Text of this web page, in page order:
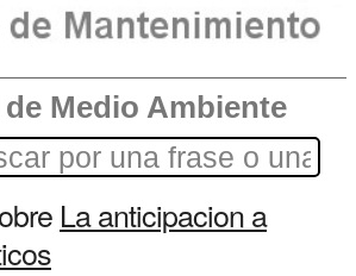
Medio Ambiente
La anticipacion a